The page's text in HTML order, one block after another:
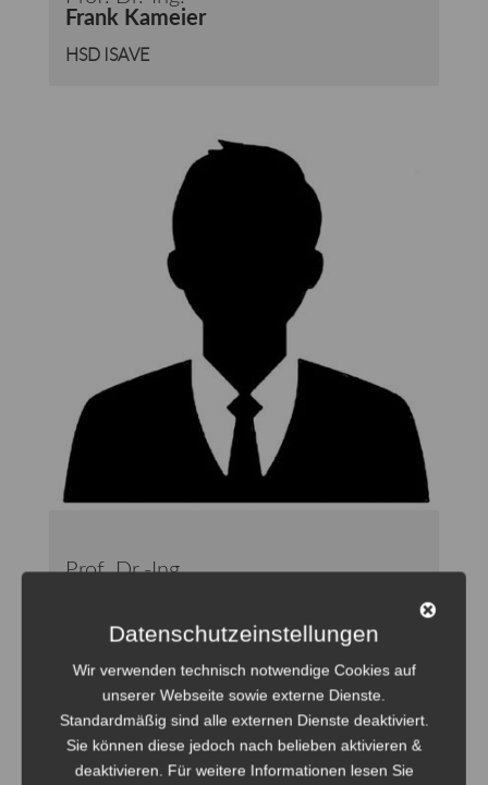
Frank Kameier
HSD ISAVE
Prof. Dr.-Ing.
HSD ZIESDatenschutzeinstellungen
Wir verwenden technisch notwendige Cookies auf
unserer Webseite sowie externe Dienste.
Standardmäßig sind alle externen Dienste deaktiviert.
Sie können diese jedoch nach belieben aktivieren &
deaktivieren. Für weitere Informationen lesen Sie